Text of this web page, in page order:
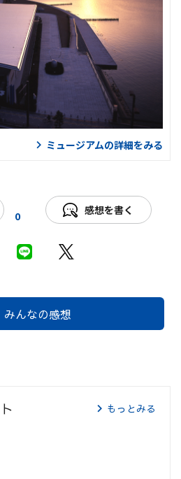
ミュージアムの詳細をみる
0 感想を書く
みんなの感想
もっとみる